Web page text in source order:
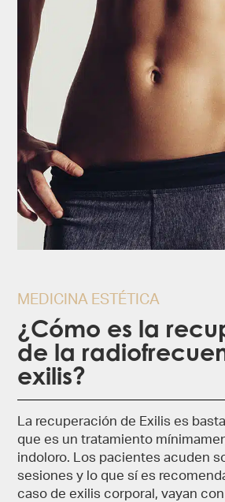
MEDICINA ESTÉTICA
¿Cómo es la
de la
exilis?
La recuperación de Exilis es
que es un tratamiento
indoloro. Los pacientes acuden
sesiones y lo que sí es
caso de exilis corporal, vayan